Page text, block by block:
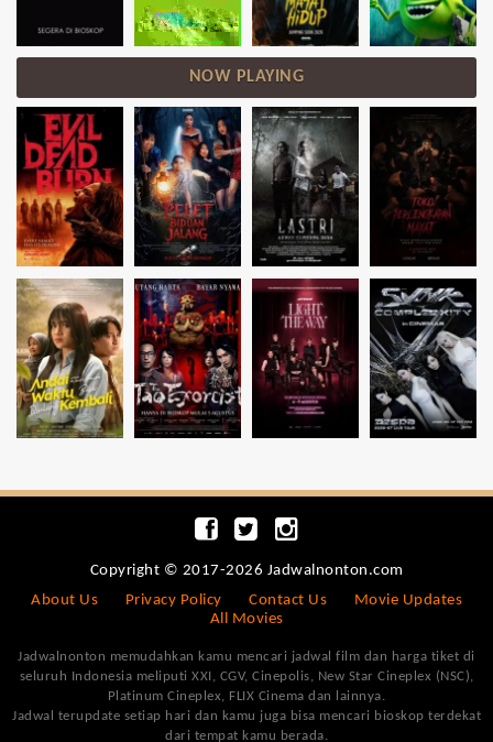
NOW PLAYING
Copyright © 2017-2026 Jadwalnonton.com
About Us
Privacy Policy Contact Us
Movie Updates
All Movies
Jadwalnonton memudahkan kamu mencari jadwal film dan harga tiket di
seluruh Indonesia meliputi XXI, CGV, Cinepolis, New Star Cineplex (NSC),
Platinum Cineplex, FLIX Cinema dan lainnya.
Jadwal terupdate setiap hari dan kamu juga bisa mencari bioskop terdekat
dari tempat kamu berada.